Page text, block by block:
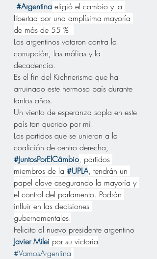
#Argentina eligió el cambio y la
libertad por una amplísima mayoría
de más de 55 %
Los argentinos votaron contra la
corrupción, las máfias y la
decadencia.
Es el fin del Kichnerismo que ha
arruinado este hermoso país durante
tantos años.
Un viento de esperanza sopla en este
país tan querido por mí.
Los partidos que se unieron a la
coalición de centro derecha,
#JuntosPorElCâmbio, partidos
miembros de la #UPLA, tendrán un
papel clave asegurando la mayoría y
el control del parlamento. Podrán
influir en las decisiones
gubernamentales.
Felicito al nuevo presidente argentino
Javier Milei por su victoria
#VamosArgentina